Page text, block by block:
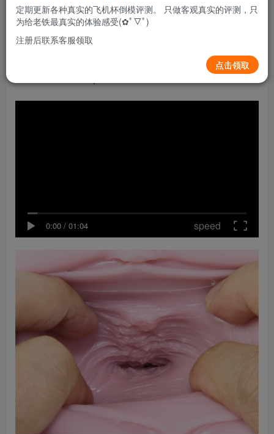
Venus_Real（ヴィーナス・リアル）_-_オナホ通販｜
大人のおもちゃ通販大魔王
0:00 / 01:04 speed
定期更新各种真实的飞机杯倒模评测。 只做客观真实的评测，只
为给老铁最真实的体验感受(✿ﾟ▽ﾟ)
注册后联系客服领取
点击领取